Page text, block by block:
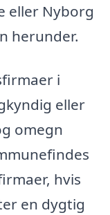
eller Nyborg
herunder.
i
eller
omegn
hvis
en dygtig